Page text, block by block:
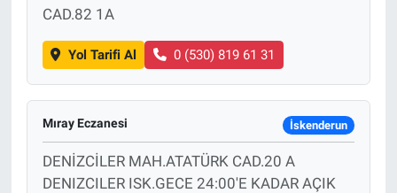
CAD.82 1A
Yol Tarifi Al 0 (530) 819 61 31
Mıray Eczanesi İskenderun
DENİZCİLER MAH.ATATÜRK CAD.20 A
DENIZCILER ISK.GECE 24:00'E KADAR AÇIK